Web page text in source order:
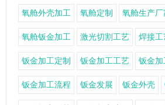
氧舱外壳加工 氧舱定制 氧舱生产厂
氧舱钣金加工 激光切割工艺 焊接工
钣金加工定制 钣金加工工艺 钣金
钣金加工流程 钣金发展 钣金外壳